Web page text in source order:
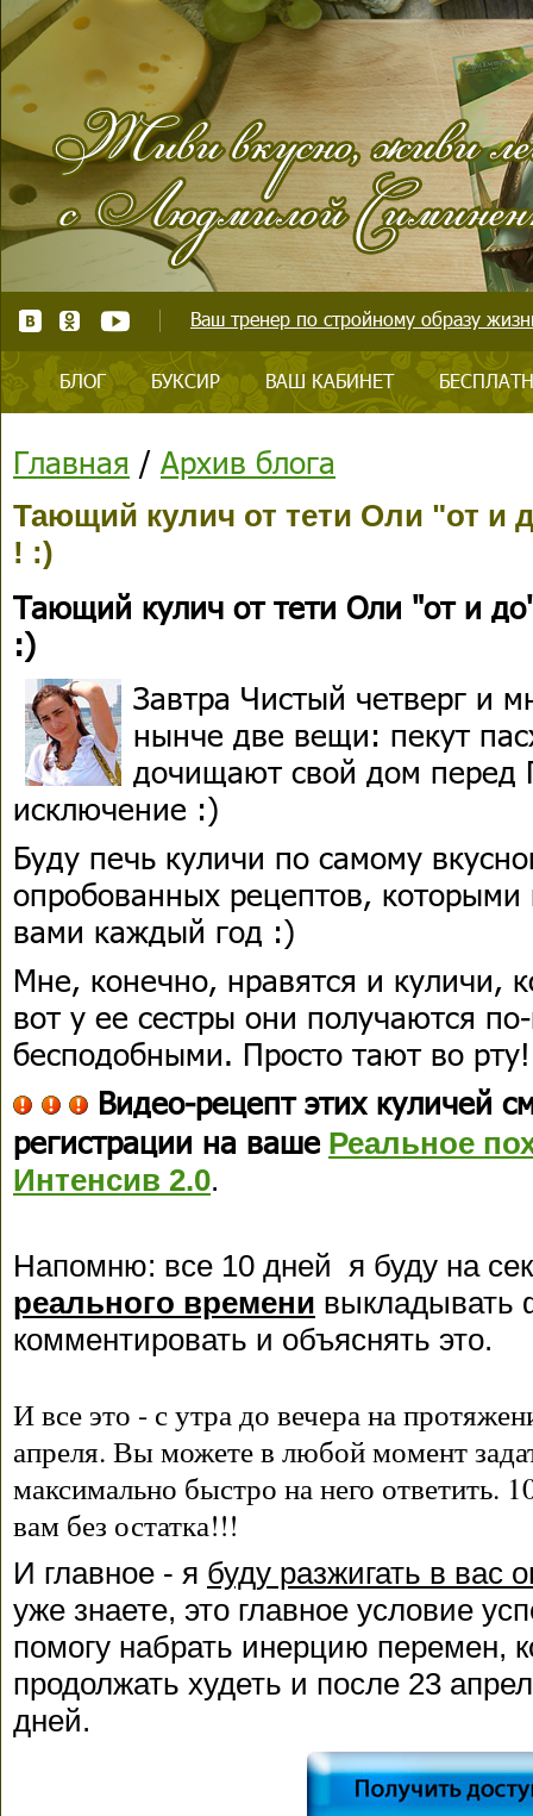
Ваш тренер по стройному образу
БЛОГ БУКСИР ВАШ КАБИНЕТ
Главная / Архив блога
Тающий кулич от тети Оли "от и
! :)
Тающий кулич от тети Оли "от и
:)
Завтра Чистый четверг и
нынче две вещи: пекут
дочищают свой дом перед
исключение :)
Буду печь куличи по самому
опробованных рецептов, которыми
вами каждый год :)
Мне, конечно, нравятся и куличи,
вот у ее сестры они получаются
бесподобными. Просто тают во
Видео-рецепт этих куличей
регистрации на ваше Реальное
Интенсив 2.0.
Напомню: все 10 дней я буду на
реального времени выкладывать
комментировать и объяснять это.
И все это - с утра до вечера на
апреля. Вы можете в любой момент
максимально быстро на него ответить.
вам без остатка!!!
И главное - я буду разжигать в вас
уже знаете, это главное условие
помогу набрать инерцию перемен,
продолжать худеть и после 23
дней.